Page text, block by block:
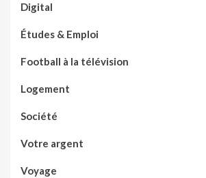
Digital
Études & Emploi
Football à la télévision
Logement
Société
Votre argent
Voyage